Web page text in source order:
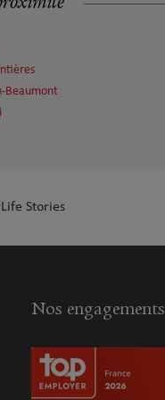
Beaumont
Stories
Nos engagements